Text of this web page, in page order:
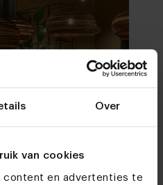
Over
van cookies
content en advertenties te